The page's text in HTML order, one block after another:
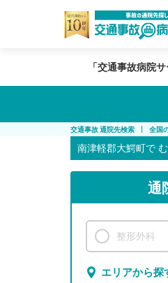
「交通事故病院
交通事故 通院先検索 全国
南津軽郡大鰐町で
通
整形外科
エリアから探